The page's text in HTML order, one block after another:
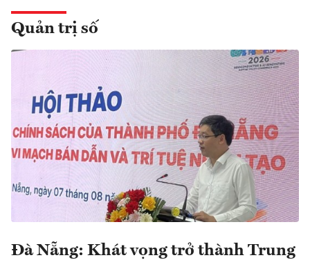
Quản trị số
Đà Nẵng: Khát vọng trở thành Trung